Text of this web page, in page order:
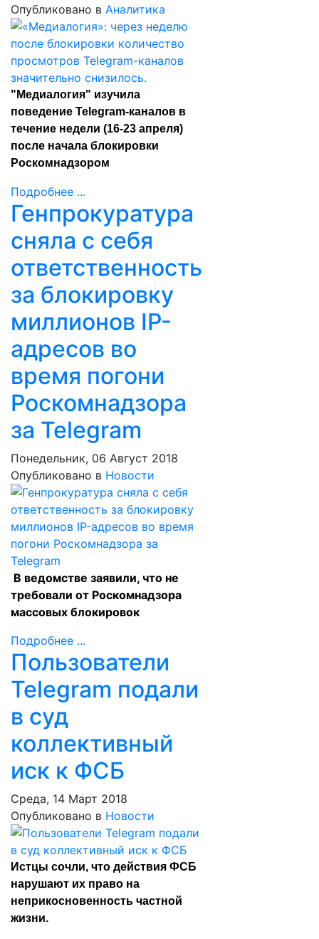
Опубликовано в Аналитика
"Медиалогия" изучила
поведение Telegram-каналов в
течение недели (16-23 апреля)
после начала блокировки
Роскомнадзором
Подробнее ...
Генпрокуратура
сняла с себя
ответственность
за блокировку
миллионов IP-
адресов во
время погони
Роскомнадзора
за Telegram
Понедельник, 06 Август 2018
Опубликовано в Новости
В ведомстве заявили, что не
требовали от Роскомнадзора
массовых блокировок
Подробнее ...
Пользователи
Telegram подали
в суд
коллективный
иск к ФСБ
Среда, 14 Март 2018
Опубликовано в Новости
Истцы сочли, что действия ФСБ
нарушают их право на
неприкосновенность частной
жизни.